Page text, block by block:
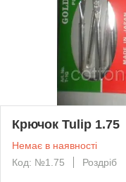
Крючок Tulip 1.75
Немає в наявності
Код: №1.75
Роздріб